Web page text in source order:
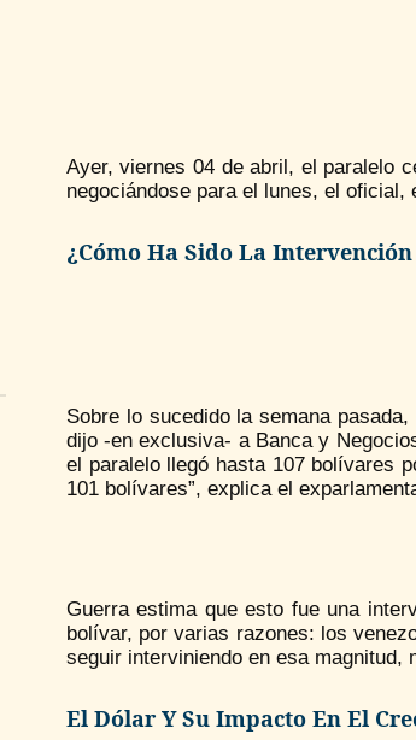
Ayer, viernes 04 de abril, el paralelo
negociándose para el lunes, el
¿Cómo Ha Sido La Intervención
Sobre lo sucedido la semana
dijo -en exclusiva- a Banca y
el paralelo llegó hasta 107 bolívares
101 bolívares”, explica el
Guerra estima que esto fue una
bolívar, por varias razones: los
seguir interviniendo en esa magnitud,
El Dólar Y Su Impacto En El